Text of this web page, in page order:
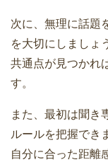
次に、無理に話題
を大切にしましょ
共通点が見つかれ
す。
また、最初は聞き
ルールを把握でき
自分に合った距離